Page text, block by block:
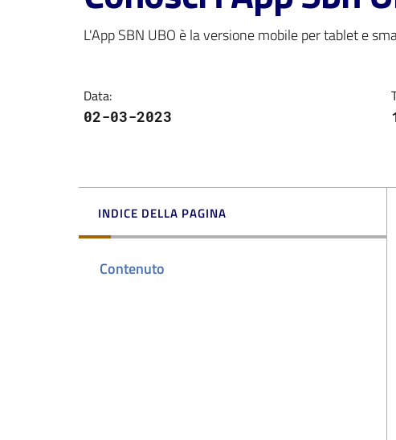
L'App SBN UBO è la versione mobile per tablet e
Data:
02-03-2023
INDICE DELLA PAGINA
Contenuto